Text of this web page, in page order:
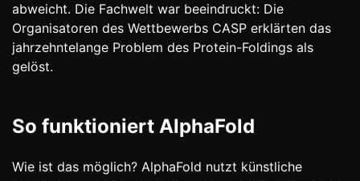
abweicht. Die Fachwelt war beeindruckt: Die
Organisatoren des Wettbewerbs CASP erklärten das
jahrzehntelange Problem des Protein-Foldings als
gelöst.
So funktioniert AlphaFold
Wie ist das möglich? AlphaFold nutzt künstliche